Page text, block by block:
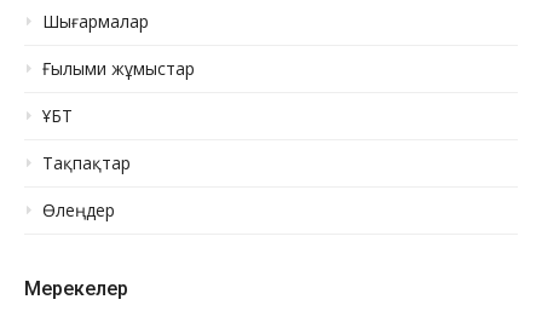
Шығармалар
Ғылыми жұмыстар
ҰБТ
Тақпақтар
Өлеңдер
Мерекелер